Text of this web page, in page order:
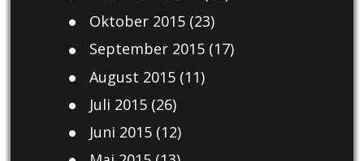
Oktober 2015(23)
September 2015(17)
August 2015(11)
Juli 2015(26)
Juni 2015(12)